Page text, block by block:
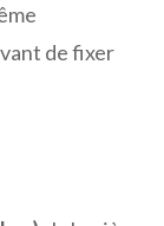
de fixer